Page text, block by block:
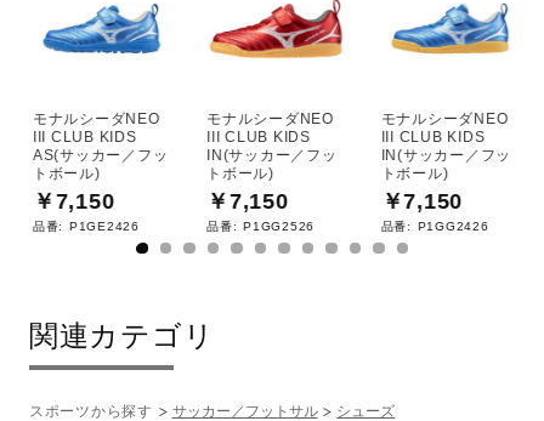
シューズ幅
■シューズサイズの計測方法はこちら
サステナビリティ
アッパー本体裏地のテキスタイルに90％以上のリサイクル
素材を使用。
モナルシーダNEO
III CLUB KIDS
AS(サッカー／フッ
トボール)
￥7,150
品番: P1GE2426
モナルシーダNEO
III CLUB KIDS
IN(サッカー／フッ
トボール)
￥7,150
品番: P1GG2526
モナルシーダNEO
III CLUB KIDS
IN(サッカー／フッ
トボール)
￥7,150
品番: P1GG2426
関連カテゴリ
スポーツから探す サッカー／フットサル
シューズ